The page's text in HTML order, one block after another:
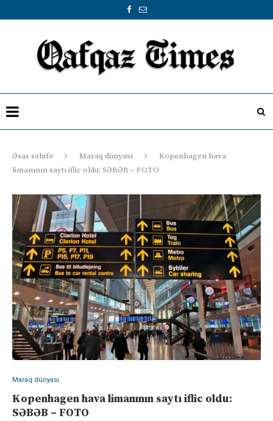
Əsas səhifə Maraq dünyası
Kopenhagen hava
limanının saytı iflic oldu: SƏBƏB – FOTO
Maraq dünyası
Kopenhagen hava limanının saytı iflic oldu:
SƏBƏB – FOTO